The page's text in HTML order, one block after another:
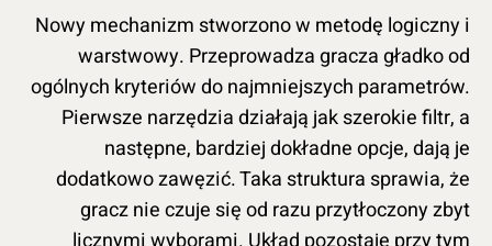
Nowy mechanizm stworzono w metodę logiczny i
warstwowy. Przeprowadza gracza gładko od
ogólnych kryteriów do najmniejszych parametrów.
Pierwsze narzędzia działają jak szerokie filtr, a
następne, bardziej dokładne opcje, dają je
dodatkowo zawęzić. Taka struktura sprawia, że
gracz nie czuje się od razu przytłoczony zbyt